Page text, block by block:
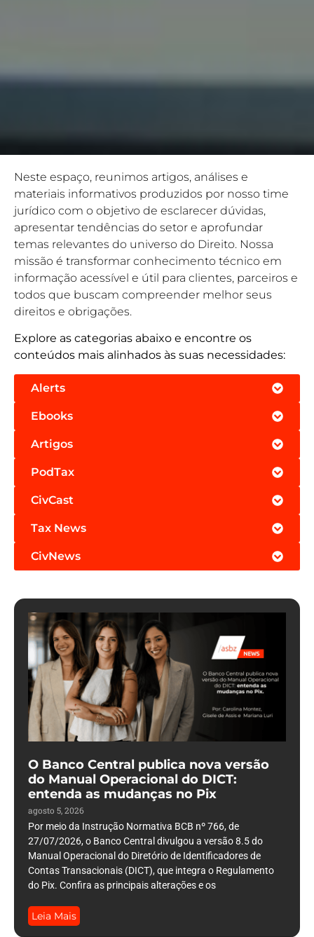
Neste espaço, reunimos artigos, análises e
materiais informativos produzidos por nosso time
jurídico com o objetivo de esclarecer dúvidas,
apresentar tendências do setor e aprofundar
temas relevantes do universo do Direito. Nossa
missão é transformar conhecimento técnico em
informação acessível e útil para clientes, parceiros e
todos que buscam compreender melhor seus
direitos e obrigações.
Explore as categorias abaixo e encontre os
conteúdos mais alinhados às suas necessidades:
Alerts
Ebooks
Artigos
PodTax
CivCast
Tax News
CivNews
O Banco Central publica nova versão
do Manual Operacional do DICT:
entenda as mudanças no Pix
agosto 5, 2026
Por meio da Instrução Normativa BCB nº 766, de
27/07/2026, o Banco Central divulgou a versão 8.5 do
Manual Operacional do Diretório de Identificadores de
Contas Transacionais (DICT), que integra o Regulamento
do Pix. Confira as principais alterações e os
Leia Mais